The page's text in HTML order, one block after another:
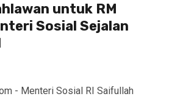
untuk RM
Sosial Sejalan
- Menteri Sosial RI Saifullah